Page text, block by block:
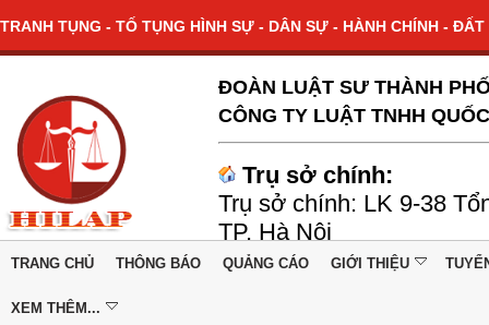
TRANH TỤNG - TỐ TỤNG HÌNH SỰ - DÂN SỰ - HÀNH CHÍNH -
ĐOÀN LUẬT SƯ THÀNH
CÔNG TY LUẬT TNHH
Trụ sở chính:
Trụ sở chính: LK 9-38
TP. Hà Nội
TRANG CHỦ THÔNG BÁO QUẢNG CÁO GIỚI THIỆU
XEM THÊM...